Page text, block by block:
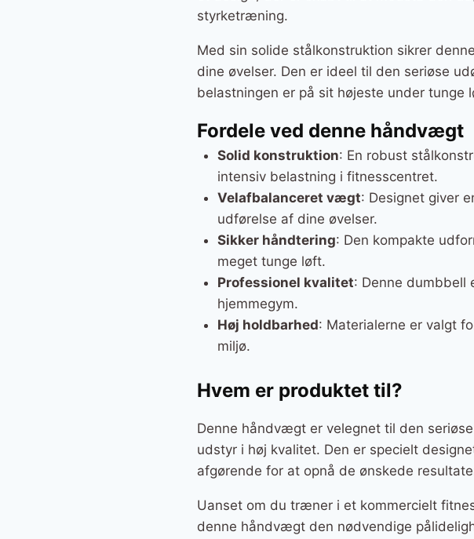
styrketræning.
Med sin solide stålkonstruktion sikrer
dine øvelser. Den er ideel til den seriøse
belastningen er på sit højeste under tunge
Fordele ved denne håndvægt
Solid konstruktion: En robust
intensiv belastning i fitnesscentret.
Velafbalanceret vægt: Designet giver
udførelse af dine øvelser.
Sikker håndtering: Den kompakte
meget tunge løft.
Professionel kvalitet: Denne dumbbell
hjemmegym.
Høj holdbarhed: Materialerne er valgt
miljø.
Hvem er produktet til?
Denne håndvægt er velegnet til den
udstyr i høj kvalitet. Den er specielt
afgørende for at opnå de ønskede
Uanset om du træner i et kommercielt
denne håndvægt den nødvendige